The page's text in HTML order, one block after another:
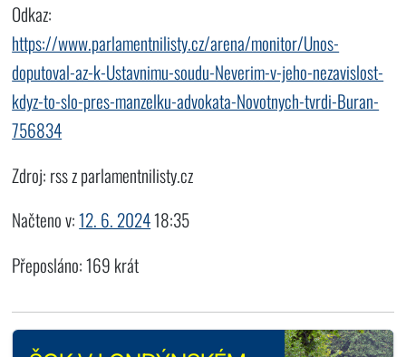
Odkaz:
https://www.parlamentnilisty.cz/arena/monitor/Unos-
doputoval-az-k-Ustavnimu-soudu-Neverim-v-jeho-nezavislost-
kdyz-to-slo-pres-manzelku-advokata-Novotnych-tvrdi-Buran-
756834
Zdroj: rss z parlamentnilisty.cz
Načteno v:12. 6. 202418:35
Přeposláno: 169 krát